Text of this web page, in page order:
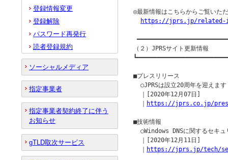
◎最新情報はこちらからご覧いた
https://jprs.jp/related-
（２）JPRSサイト更新情報
■プレスリリース
  ○JPRSは設立20周年を迎えます
  ｜[2020年12月07日]
https://jprs.co.jp/
■技術情報
○Windows DNSに関するセキュ
  ｜[2020年12月11日]
https://jprs.jp/tech/
登録情報変更
登録解除
パスワード再発行
読者登録規約
ソーシャルメディア
指定事業者
指定事業者契約終了に伴う
お知らせ
gTLD取次サービス